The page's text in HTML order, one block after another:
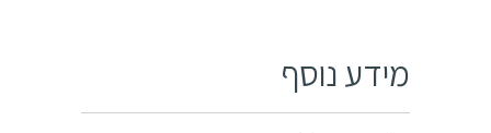
מידע נוסף